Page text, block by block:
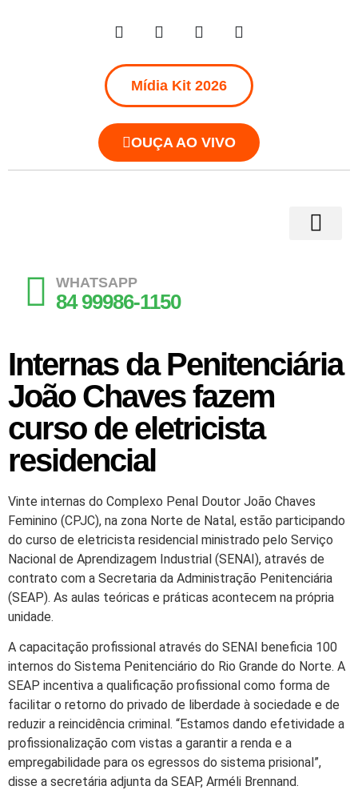
Mídia Kit 2026
OUÇA AO VIVO
WHATSAPP
84 99986-1150
Internas da Penitenciária
João Chaves fazem
curso de eletricista
residencial
Vinte internas do Complexo Penal Doutor João Chaves
Feminino (CPJC), na zona Norte de Natal, estão participando
do curso de eletricista residencial ministrado pelo Serviço
Nacional de Aprendizagem Industrial (SENAI), através de
contrato com a Secretaria da Administração Penitenciária
(SEAP). As aulas teóricas e práticas acontecem na própria
unidade.
A capacitação profissional através do SENAI beneficia 100
internos do Sistema Penitenciário do Rio Grande do Norte. A
SEAP incentiva a qualificação profissional como forma de
facilitar o retorno do privado de liberdade à sociedade e de
reduzir a reincidência criminal. “Estamos dando efetividade a
profissionalização com vistas a garantir a renda e a
empregabilidade para os egressos do sistema prisional”,
disse a secretária adjunta da SEAP, Arméli Brennand.